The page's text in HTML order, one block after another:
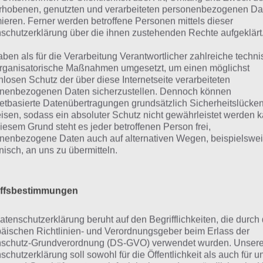
wichtig in der App 94%. Die Lösung ist dabei nach
Hier die Antworten:
genutzten und verarbeiteten personenbezogenen
Ferner werden betroffene Personen mittels dieser
über die ihnen zustehenden Rechte aufgeklärt.
als für die Verarbeitung Verantwortlicher zahlreiche
Maßnahmen umgesetzt, um einen möglichst
Schutz der über diese Internetseite verarbeiteten
Daten sicherzustellen. Dennoch können
Datenübertragungen grundsätzlich
sodass ein absoluter Schutz nicht gewährleistet werden
Grund steht es jeder betroffenen Person frei,
Daten auch auf alternativen Wegen,
an uns zu übermitteln.
beruht auf den Begrifflichkeiten, die durch
Richtlinien- und Verordnungsgeber beim Erlass der
Grundverordnung (DS-GVO) verwendet wurden. Unsere
soll sowohl für die Öffentlichkeit als auch für